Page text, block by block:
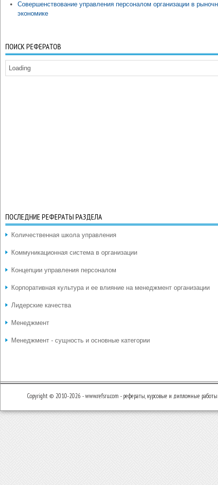
Совершенствование управления персоналом организации в
экономике
ПОИСК РЕФЕРАТОВ
Loading
ПОСЛЕДНИЕ РЕФЕРАТЫ РАЗДЕЛА
Количественная школа управления
Коммуникационная система в организации
Концепции управления персоналом
Корпоративная культура и ее влияние на менеджмент организации
Лидерские качества
Менеджмент
Менеджмент - сущность и основные категории
Copyright © 2010-2026 - www.refsru.com - рефераты, курсовые и дипломные работы